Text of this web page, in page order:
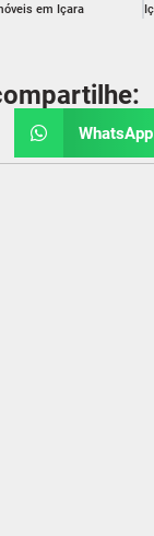
em Içara
WhatsApp